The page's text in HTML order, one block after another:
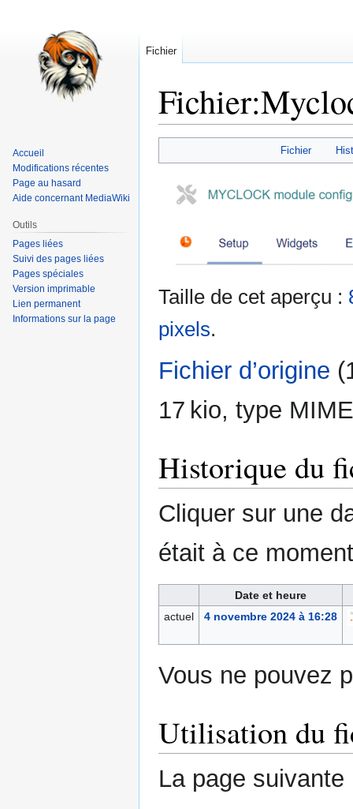
Fichier:
à
navigation
à
recherche
Fichier
Taille de cet aperçu :
pixels.
Fichier d’origine
17 kio, type
Historique du
Cliquer sur une
était à ce
Date et heure
actuel
4 novembre 2024 à 16:28
Vous ne pouvez
Utilisation du
La page
Fichier
Accueil
Modifications récentes
Page au hasard
Aide concernant MediaWiki
Outils
Pages liées
Suivi des pages liées
Pages spéciales
Version imprimable
Lien permanent
Informations sur la page